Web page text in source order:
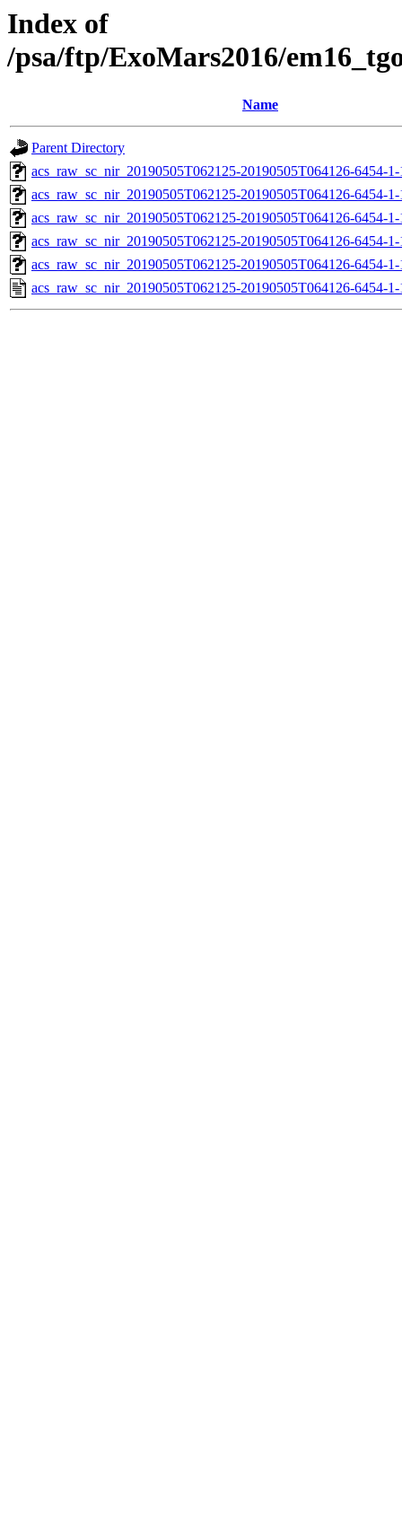
Index of
/psa/ftp/ExoMars2016/
Name
Parent Directory
acs_raw_sc_nir_20190505T062125-20190505T064126-6454-
acs_raw_sc_nir_20190505T062125-20190505T064126-6454-
acs_raw_sc_nir_20190505T062125-20190505T064126-6454-
acs_raw_sc_nir_20190505T062125-20190505T064126-6454-
acs_raw_sc_nir_20190505T062125-20190505T064126-6454-
acs_raw_sc_nir_20190505T062125-20190505T064126-6454-